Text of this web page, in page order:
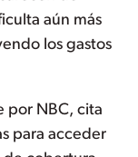
aún más
los gastos
por NBC, cita
para acceder